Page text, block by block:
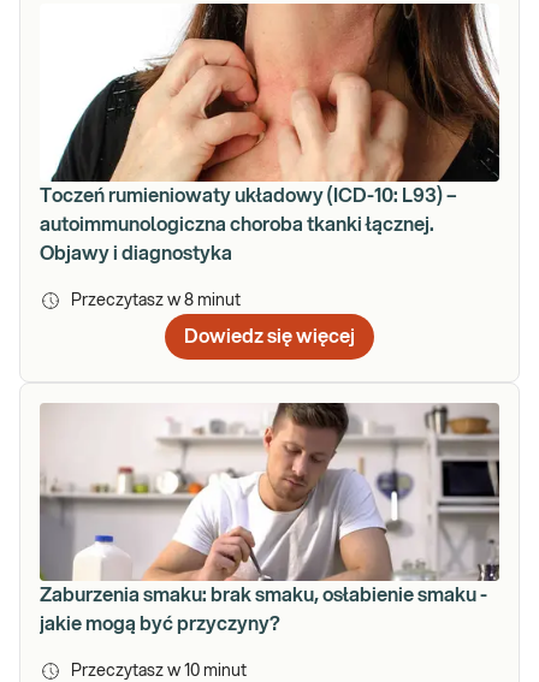
Toczeń rumieniowaty układowy (ICD-10: L93) –
autoimmunologiczna choroba tkanki łącznej.
Objawy i diagnostyka
Przeczytasz w 8 minut
Dowiedz się więcej
Zaburzenia smaku: brak smaku, osłabienie smaku -
jakie mogą być przyczyny?
Przeczytasz w 10 minut